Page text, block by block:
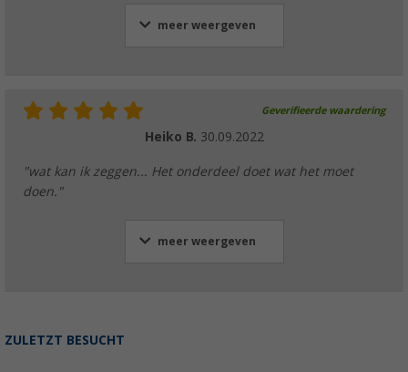
meer weergeven
Geverifieerde waardering
Heiko B. 30.09.2022
"wat kan ik zeggen... Het onderdeel doet wat het moet
doen."
meer weergeven
ZULETZT BESUCHT